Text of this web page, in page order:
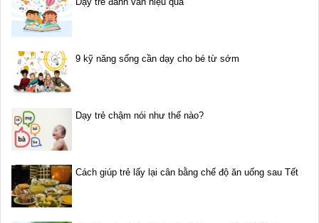
9 kỹ năng sống cần dạy cho bé từ sớm
Dạy trẻ chậm nói như thế nào?
Cách giúp trẻ lấy lại cân bằng chế độ ăn uống sau Tết